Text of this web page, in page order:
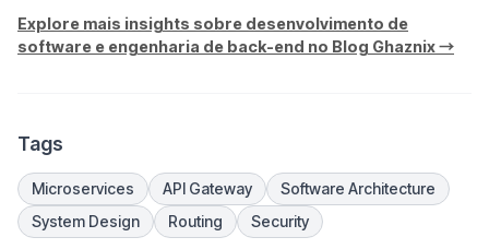
Explore mais insights sobre desenvolvimento de
software e engenharia de back-end no Blog Ghaznix →
Tags
Microservices API Gateway
Software Architecture
System Design
Routing Security